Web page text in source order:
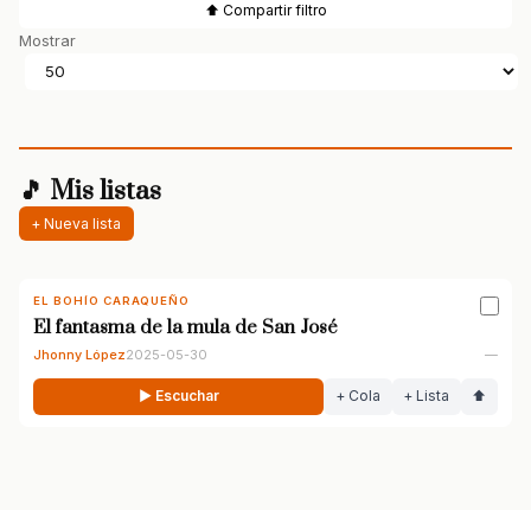
⬆ Compartir filtro
Mostrar
🎵 Mis listas
+ Nueva lista
EL BOHÍO CARAQUEÑO
El fantasma de la mula de San José
Jhonny López2025-05-30 —
▶ Escuchar + Cola + Lista ⬆